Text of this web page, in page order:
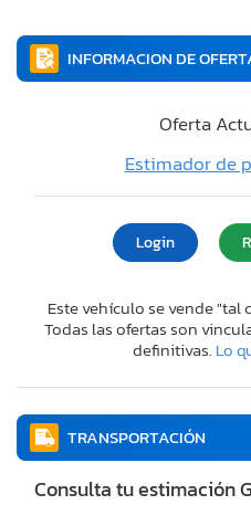
INFORMACION DE
Oferta
Estimador de
Login
Este vehículo se vende "tal
Todas las ofertas son
definitivas. Lo
TRANSPORTACIÓN
Consulta tu estimación